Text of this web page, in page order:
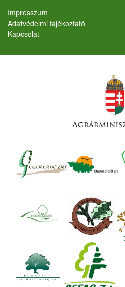
Lábléc
Impresszum
Adatvédelmi tájékoztató
Kapcsolat